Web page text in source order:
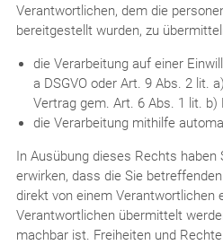
Verantwortlichen, dem die
bereitgestellt wurden, zu
die Verarbeitung auf einer
a DSGVO oder Art. 9 Abs. 2 lit.
Vertrag gem. Art. 6 Abs. 1 lit. b)
die Verarbeitung mithilfe
In Ausübung dieses Rechts haben
erwirken, dass die Sie
direkt von einem Verantwortlichen
Verantwortlichen übermittelt
machbar ist. Freiheiten und